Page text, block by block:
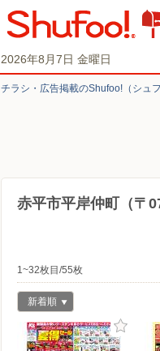
2026年8月7日 金曜日
チラシ・​広告掲載の​Shufoo!​（シュフ
赤平市平岸仲町（〒
1~32枚目/55枚
新着順